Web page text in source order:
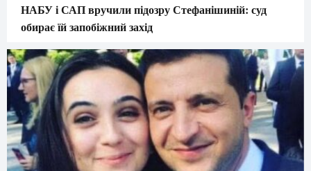
НАБУ і САП вручили підозру Стефанішиній: суд
обирає їй запобіжний захід